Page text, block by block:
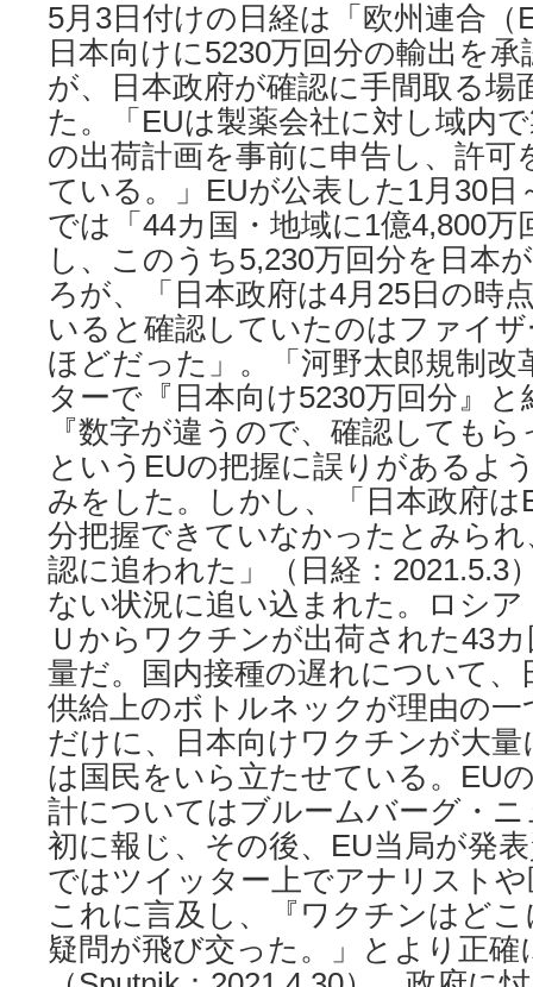
5月3日付けの日経は「欧州連合（
日本向けに5230万回分の輸出を
が、日本政府が確認に手間取る場
た。「EUは製薬会社に対し域内
の出荷計画を事前に申告し、許可
ている。」EUが公表した1月30日
では「44カ国・地域に1億4,800万
し、このうち5,230万回分を日本
ろが、「日本政府は4月25日の時
いると確認していたのはファイ
ほどだった」。「河野太郎規制改
ターで『日本向け5230万回分』
『数字が違うので、確認しても
というEUの把握に誤りがあるよ
みをした。しかし、「日本政府は
分把握できていなかったとみら
認に追われた」（日経：2021.5.3
ない状況に追い込まれた。ロシア
Ｕからワクチンが出荷された43
量だ。国内接種の遅れについて、
供給上のボトルネックが理由の
だけに、⽇本向けワクチンが⼤
は国⺠をいら⽴たせている。EU
計についてはブルームバーグ・
初に報じ、その後、EU当局が発
ではツイッター上でアナリスト
これに⾔及し、『ワクチンはど
疑問が⾶び交った。」とより正確